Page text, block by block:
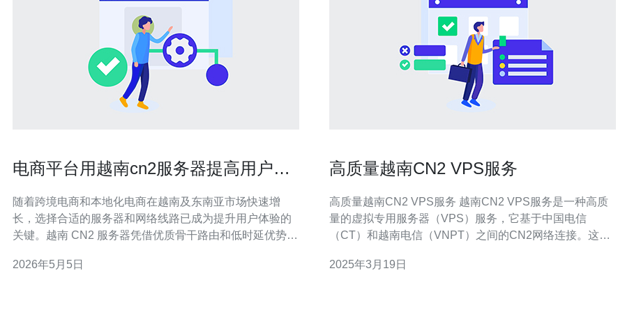
电商平台用越南cn2服务器提高用户体
随着跨境电商和本地化电商在越南及东南亚市场快速增
长，选择合适的服务器和网络线路已成为提升用户体验的
关键。越南 CN2 服务器凭借优质骨干路由和低时延优势，
电商平台的优先考虑。 首先，理解为什么选择越南 CN2
2026年5月5日
高质量越南CN2 VPS服务
高质量越南CN2 VPS服务 越南CN2 VPS服务是一种高质
量的虚拟专用服务器（VPS）服务，它基于中国电信
（CT）和越南电信（VNPT）之间的CN2网络连接。这种
流畅地访问国际网络。 越南CN2 VPS服务具有以下优势：
2025年3月19日